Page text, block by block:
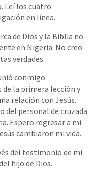
Leí los cuatro
en línea.
de Dios y la Biblia no
en Nigeria. No creo
verdades.
conmigo
la primera lección y
relación con Jesús.
del personal de cruzada
Espero regresar a mi
cambiaron mi vida.
del testimonio de mi
hijo de Dios.